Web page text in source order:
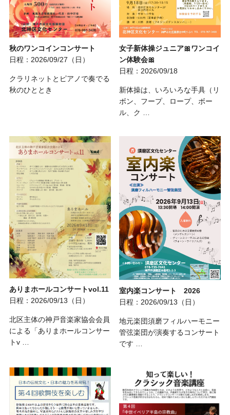
秋のワンコインコンサート
日程：2026/09/27（日）
クラリネットとピアノで奏でる
秋のひととき
女子新体操ジュニア🎀ワンコイ
ン体験会🎀
日程：2026/09/18
新体操は、いろいろな手具（リ
ボン、フープ、ロープ、ボー
ル、ク …
ありまホールコンサートvol.11
日程：2026/09/13（日）
北区主体の神戸音楽家協会会員
による「ありまホールコンサー
トv …
室内楽コンサート 2026
日程：2026/09/13（日）
地元楽団須磨フィルハーモニー
管弦楽団が演奏するコンサート
です …